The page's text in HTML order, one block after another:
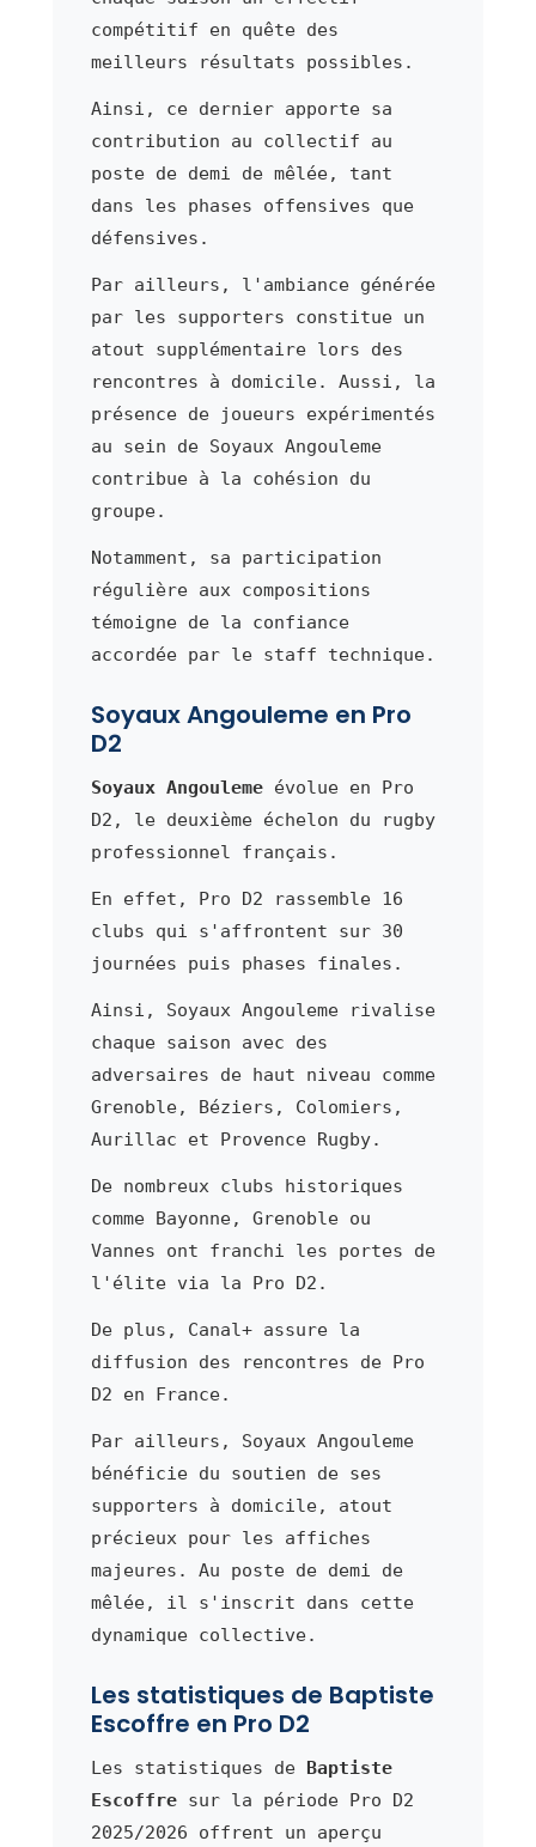
compétitif en quête des
meilleurs résultats possibles.
Ainsi, ce dernier apporte sa
contribution au collectif au
poste de demi de mêlée, tant
dans les phases offensives que
défensives.
Par ailleurs, l'ambiance générée
par les supporters constitue un
atout supplémentaire lors des
rencontres à domicile. Aussi, la
présence de joueurs expérimentés
au sein de Soyaux Angouleme
contribue à la cohésion du
groupe.
Notamment, sa participation
régulière aux compositions
témoigne de la confiance
accordée par le staff technique.
Soyaux Angouleme en Pro
D2
Soyaux Angoulemeévolue en Pro
D2, le deuxième échelon du rugby
professionnel français.
En effet, Pro D2 rassemble 16
clubs qui s'affrontent sur 30
journées puis phases finales.
Ainsi, Soyaux Angouleme rivalise
chaque saison avec des
adversaires de haut niveau comme
Grenoble, Béziers, Colomiers,
Aurillac et Provence Rugby.
De nombreux clubs historiques
comme Bayonne, Grenoble ou
Vannes ont franchi les portes de
l'élite via la Pro D2.
De plus, Canal+ assure la
diffusion des rencontres de Pro
D2 en France.
Par ailleurs, Soyaux Angouleme
bénéficie du soutien de ses
supporters à domicile, atout
précieux pour les affiches
majeures. Au poste de demi de
mêlée, il s'inscrit dans cette
dynamique collective.
Les statistiques de Baptiste
Escoffre en Pro D2
Les statistiques de Baptiste
Escoffresur la période Pro D2
2025/2026 offrent un aperçu